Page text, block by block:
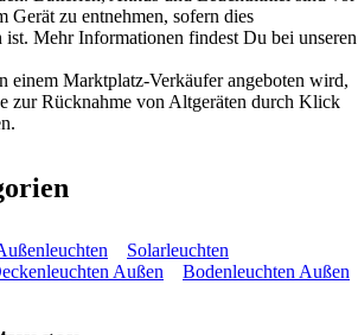
Gerät zu entnehmen, sofern dies
Mehr Informationen findest Du bei unseren
einem Marktplatz-Verkäufer angeboten wird,
zur Rücknahme von Altgeräten durch Klick
Solarleuchten
Außen
Bodenleuchten Außen